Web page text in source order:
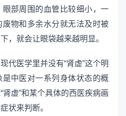
部周围的血管比较细小，一
物和多余水分就无法及时被
，就会让眼袋越来越明显。
代医学里并没有“肾虚”这个明
中医对一系列身体状态的概
虚”和某个具体的西医疾病画
状来判断。